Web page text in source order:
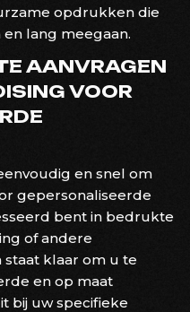
opdrukken die
lang meegaan.
AANVRAGEN
VOOR
en snel om
gepersonaliseerde
bent in bedrukte
of andere
klaar om u te
en op maat
bij uw specifieke